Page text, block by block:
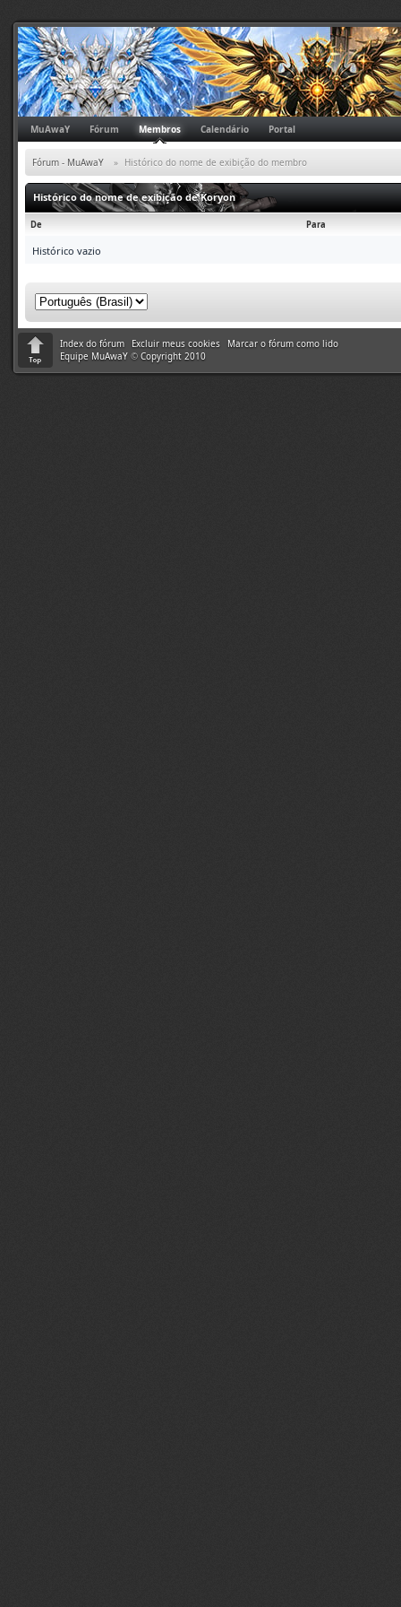
MuAwaY Fórum Membros Calendário Portal
Fórum - MuAwaY » Histórico do nome de exibição do membro
Histórico do nome de exibição de Koryon
De Para
Histórico vazio
Index do fórum Excluir meus cookies
Marcar o fórum como lido
Equipe MuAwaY © Copyright 2010